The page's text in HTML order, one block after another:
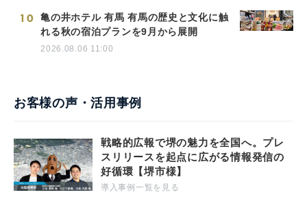
10
亀の井ホテル 有馬 有馬の歴史と文化に触
れる秋の宿泊プランを9月から展開
2026.08.06 11:00
お客様の声・活用事例
戦略的広報で堺の魅力を全国へ。プレ
スリリースを起点に広がる情報発信の
好循環【堺市様】
導入事例一覧を見る